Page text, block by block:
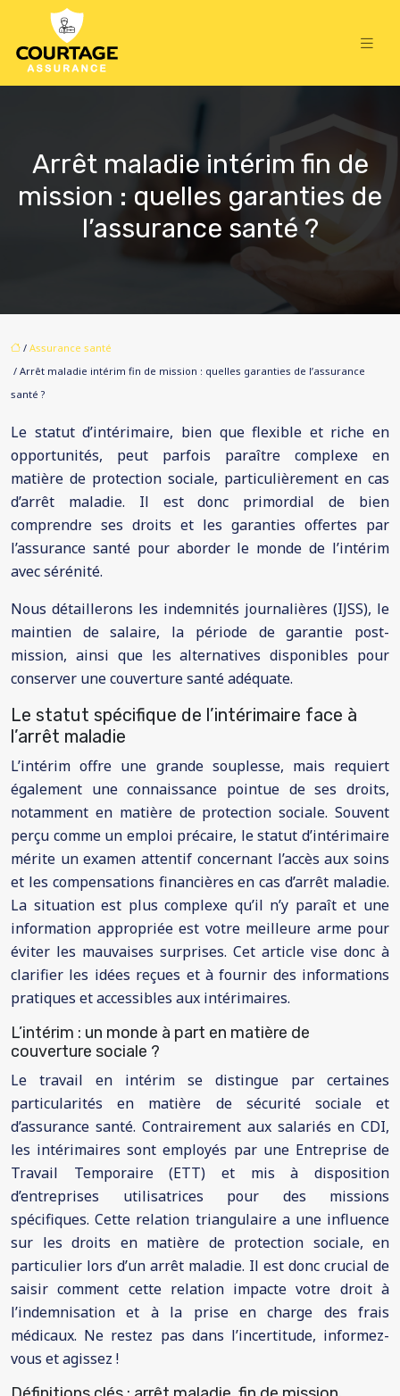
Arrêt maladie intérim fin de
mission : quelles garanties de
l’assurance santé ?
/ Assurance santé
/ Arrêt maladie intérim fin de mission : quelles garanties de l’assurance
santé ?
Le statut d’intérimaire, bien que flexible et riche en
opportunités, peut parfois paraître complexe en
matière de protection sociale, particulièrement en cas
d’arrêt maladie. Il est donc primordial de bien
comprendre ses droits et les garanties offertes par
l’assurance santé pour aborder le monde de l’intérim
avec sérénité.
Nous détaillerons les indemnités journalières (IJSS), le
maintien de salaire, la période de garantie post-
mission, ainsi que les alternatives disponibles pour
conserver une couverture santé adéquate.
Le statut spécifique de l’intérimaire face à
l’arrêt maladie
L’intérim offre une grande souplesse, mais requiert
également une connaissance pointue de ses droits,
notamment en matière de protection sociale. Souvent
perçu comme un emploi précaire, le statut d’intérimaire
mérite un examen attentif concernant l’accès aux soins
et les compensations financières en cas d’arrêt maladie.
La situation est plus complexe qu’il n’y paraît et une
information appropriée est votre meilleure arme pour
éviter les mauvaises surprises. Cet article vise donc à
clarifier les idées reçues et à fournir des informations
pratiques et accessibles aux intérimaires.
L’intérim : un monde à part en matière de
couverture sociale ?
Le travail en intérim se distingue par certaines
particularités en matière de sécurité sociale et
d’assurance santé. Contrairement aux salariés en CDI,
les intérimaires sont employés par une Entreprise de
Travail Temporaire (ETT) et mis à disposition
d’entreprises utilisatrices pour des missions
spécifiques. Cette relation triangulaire a une influence
sur les droits en matière de protection sociale, en
particulier lors d’un arrêt maladie. Il est donc crucial de
saisir comment cette relation impacte votre droit à
l’indemnisation et à la prise en charge des frais
médicaux. Ne restez pas dans l’incertitude, informez-
vous et agissez !